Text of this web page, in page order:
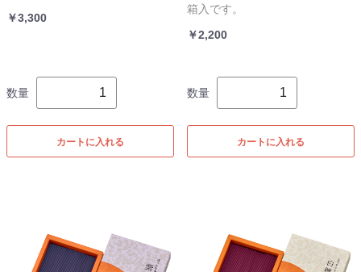
￥3,300
数量
カートに入れる
箱入です。
￥2,200
数量
カートに入れる